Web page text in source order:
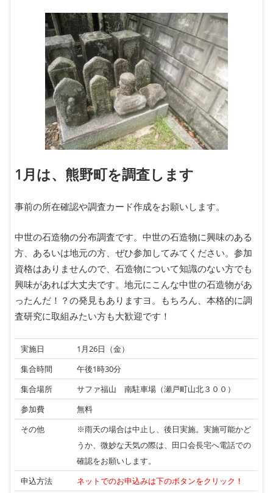
1月は、熊野町を調査します
事前の所在確認や調査カード作成をお願いします。
中世の石造物の分布調査です。中世の石造物に興味のある
方、あるいは地元の方、ぜひ参加してみてください。参加
資格はありませんので、石造物について知識のない方でも
興味があれば大丈夫です。地元にこんな中世の石造物があ
ったんだ！？の発見もありますヨ。もちろん、本格的に調
査研究に取組みたい方も大歓迎です！
実施日
1月26日（金）
集合時間
午後1時30分
集合場所
サファ福山 南駐車場（瀬戸町山北３００）
参加費
無料
その他
※雨天の場合は中止し、後日実施。実施可能かど
うか、微妙な天気の際は、田口会長宅へ電話での
確認をお願いします。
申込方法
ネットでのお申込みは下のボタンをクリック！